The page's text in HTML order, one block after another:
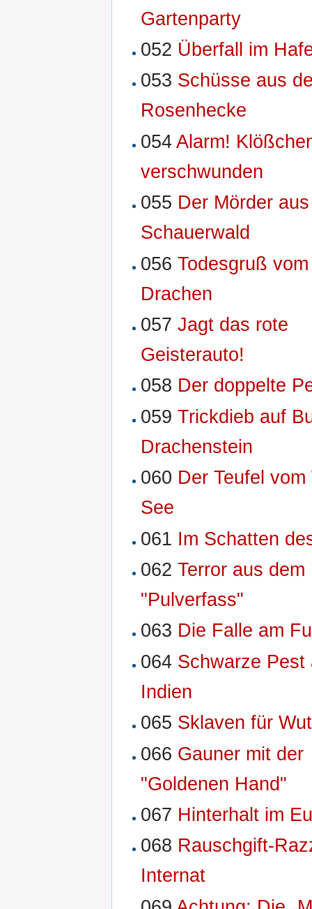
Gartenparty
052 Überfall im
053 Schüsse aus
Rosenhecke
054Alarm!
verschwunden
055 Der Mörder
Schauerwald
056Todesgruß
Drachen
057Jagt das rote
Geisterauto!
058 Der doppelte
059Trickdieb auf
Drachenstein
060 Der Teufel vom
See
061 Im Schatten
062Terror aus dem
"Pulverfass"
063 Die Falle am
064 Schwarze Pest
Indien
065 Sklaven für
066 Gauner mit der
"Goldenen Hand"
067 Hinterhalt im
068 Rauschgift-
Internat